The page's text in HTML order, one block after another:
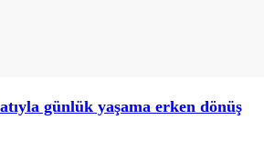
günlük yaşama erken dönüş